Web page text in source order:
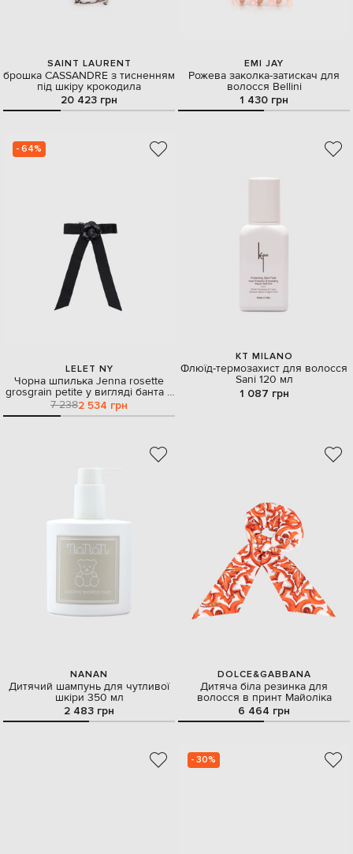
SAINT LAURENT
брошка CASSANDRE з тисненням
під шкіру крокодила
20 423 грн
EMI JAY
Рожева заколка-затискач для
волосся Bellini
1 430 грн
- 64%
LELET NY
Чорна шпилька Jenna rosette
grosgrain petite у вигляді банта з
квіткою
7 2382 534 грн
KT MILANO
Флюїд-термозахист для волосся
Sani 120 мл
1 087 грн
NANAN
Дитячий шампунь для чутливої
шкіри 350 мл
2 483 грн
DOLCE&GABBANA
Дитяча біла резинка для
волосся в принт Майоліка
6 464 грн
- 30%